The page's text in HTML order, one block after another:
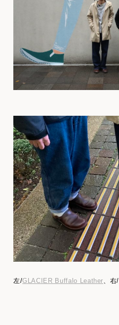
左/GLACIER Buffalo Leather 、右/